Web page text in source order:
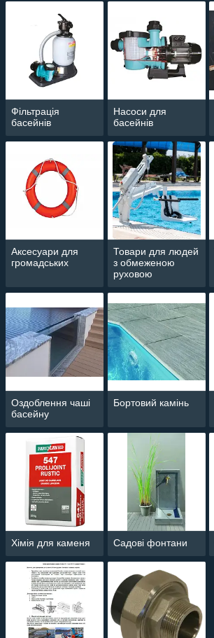
Фільтрація
басейнів
Насоси для
басейнів
Аксесуари для
громадських
Товари для людей
з обмеженою
руховою
Оздоблення чаші
басейну
Бортовий камінь
Хімія для каменя Садові фонтани